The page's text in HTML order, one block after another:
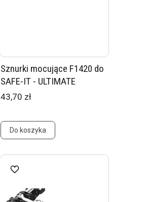
Sznurki mocujące F1420 do
SAFE-IT - ULTIMATE
43,70 zł
Do koszyka